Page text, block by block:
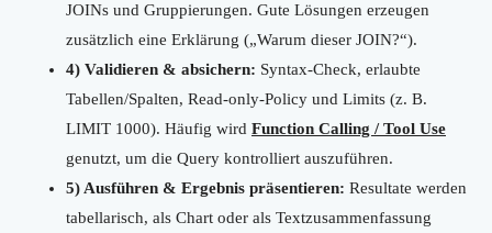
JOINs und Gruppierungen. Gute Lösungen erzeugen
zusätzlich eine Erklärung („Warum dieser JOIN?“).
4) Validieren & absichern: Syntax-Check, erlaubte
Tabellen/Spalten, Read-only-Policy und Limits (z. B.
LIMIT 1000). Häufig wird Function Calling / Tool Use
genutzt, um die Query kontrolliert auszuführen.
5) Ausführen & Ergebnis präsentieren: Resultate werden
tabellarisch, als Chart oder als Textzusammenfassung